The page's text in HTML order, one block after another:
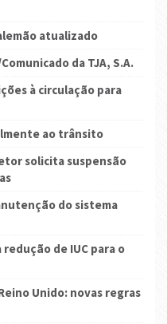
atualizado
da TJA, S.A.
à circulação para
ao trânsito
solicita suspensão
do sistema
de IUC para o
Unido: novas regras